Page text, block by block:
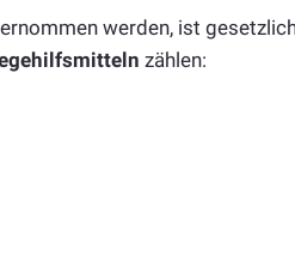
werden, ist
zählen: